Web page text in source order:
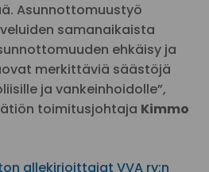
Asunnottomuustyö
samanaikaista
ehkäisy ja
merkittäviä säästöjä
ja vankeinhoidolle”,
toimitusjohtaja Kimmo
allekirjoittajat VVA ry:n